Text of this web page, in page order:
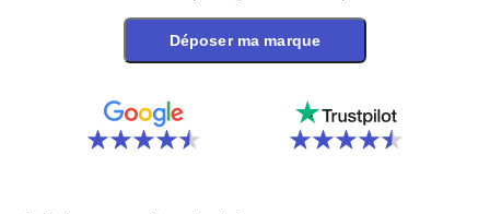
Déposer ma marque